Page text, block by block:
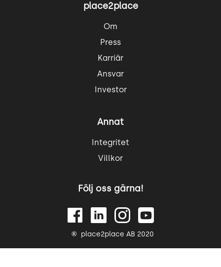
place2place
Om
Press
Karriär
Ansvar
Investor
Annat
Integritet
Villkor
Följ oss gärna!
place2place AB 2020